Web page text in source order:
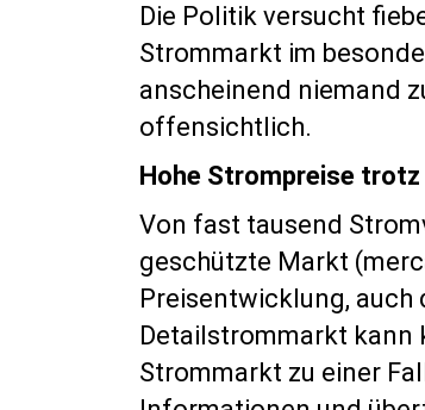
Die Politik versucht
Strommarkt im
anscheinend niemand
offensichtlich.
Hohe Strompreise
Von fast tausend
geschützte Markt
Preisentwicklung,
Detailstrommarkt kann
Strommarkt zu einer